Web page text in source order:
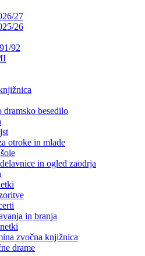
27
26
92
dramsko besedilo
otroke in mlade
in ogled zaodrja
in branja
zvočna knjižnica
drame